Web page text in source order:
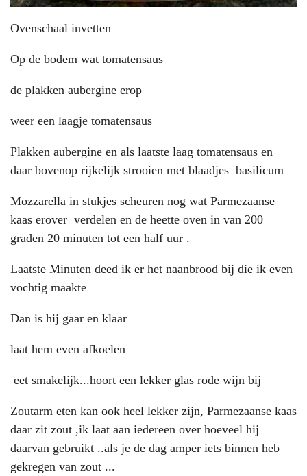
Ovenschaal invetten
Op de bodem wat tomatensaus
de plakken aubergine erop
weer een laagje tomatensaus
Plakken aubergine en als laatste laag tomatensaus en
daar bovenop rijkelijk strooien met blaadjes basilicum
Mozzarella in stukjes scheuren nog wat Parmezaanse
kaas erover verdelen en de heette oven in van 200
graden 20 minuten tot een half uur .
Laatste Minuten deed ik er het naanbrood bij die ik even
vochtig maakte
Dan is hij gaar en klaar
laat hem even afkoelen
eet smakelijk...hoort een lekker glas rode wijn bij
Zoutarm eten kan ook heel lekker zijn, Parmezaanse kaas
daar zit zout ,ik laat aan iedereen over hoeveel hij
daarvan gebruikt ..als je de dag amper iets binnen heb
gekregen van zout ...